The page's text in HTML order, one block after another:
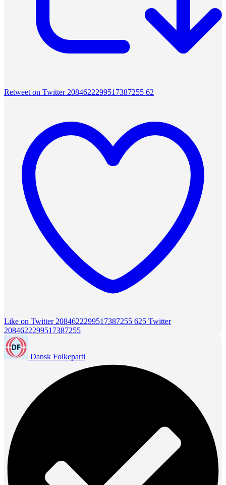
Retweet on Twitter 2084622299517387255 62
Like on Twitter 2084622299517387255 625 Twitter
2084622299517387255
Dansk Folkeparti